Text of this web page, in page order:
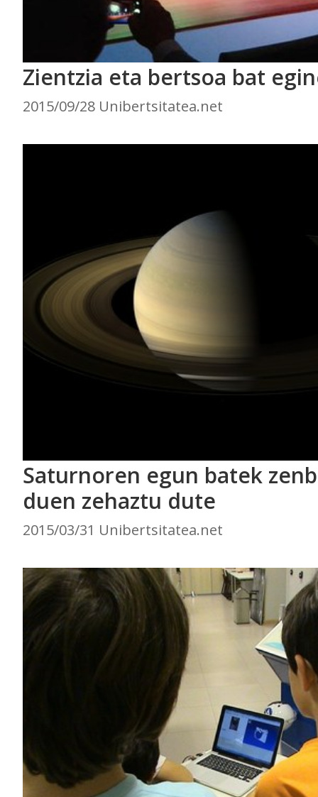
Zientzia eta bertsoa bat
2015/09/28 Unibertsitatea.net
Saturnoren egun batek
duen zehaztu dute
2015/03/31 Unibertsitatea.net